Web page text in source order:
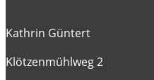
Kathrin Güntert
Klötzenmühlweg 2